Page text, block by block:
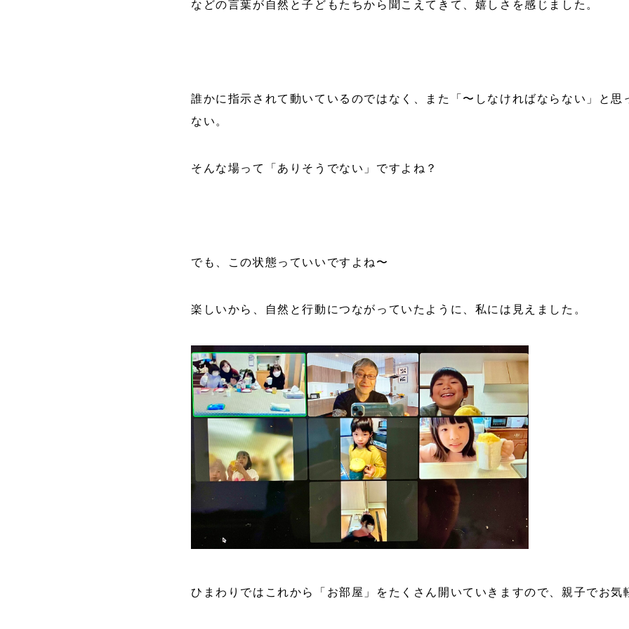
などの言葉が自然と子どもたちから聞こえてきて、嬉しさを感じました。
誰かに指示されて動いているのではなく、また「〜しなければならない」と思
ない。
そんな場って「ありそうでない」ですよね？
でも、この状態っていいですよね〜
楽しいから、自然と行動につながっていたように、私には見えました。
ひまわりではこれから「お部屋」をたくさん開いていきますので、親子でお気